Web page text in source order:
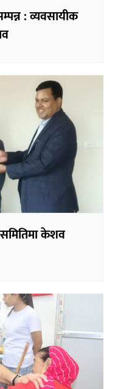
: व्यवसायीक
केशव